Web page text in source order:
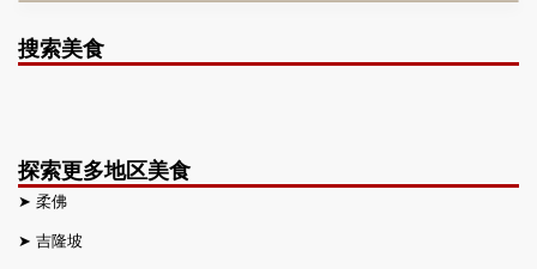
搜索美食
探索更多地区美食
➤ 柔佛
➤ 吉隆坡